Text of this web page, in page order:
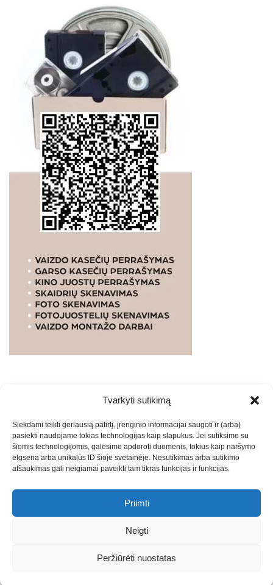
Tvarkyti sutikimą
Siekdami teikti geriausią patirtį, įrenginio informacijai saugoti ir (arba)
pasiekti naudojame tokias technologijas kaip slapukus. Jei sutiksime su
šiomis technologijomis, galėsime apdoroti duomenis, tokius kaip naršymo
elgsena arba unikalūs ID šioje svetainėje. Nesutikimas arba sutikimo
atšaukimas gali neigiamai paveikti tam tikras funkcijas ir funkcijas.
Priimti
Neigti
Peržiūrėti nuostatas
PASLAUGOS. SEO tekstų rašymas, turinio kūrimas,
straipsnių rašymas ir talpinimas į mūsų valdomas
svetaines.2026Armijai.LTTheme: Express News ByAdore
Themes.
Marketingo agentūra -Teisinės
-Saulius Narbutas
Regionų naujienos-